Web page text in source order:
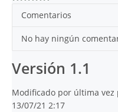
Comentarios
No hay ningún
Versión 1.1
Modificado por última vez
13/07/21 2:17